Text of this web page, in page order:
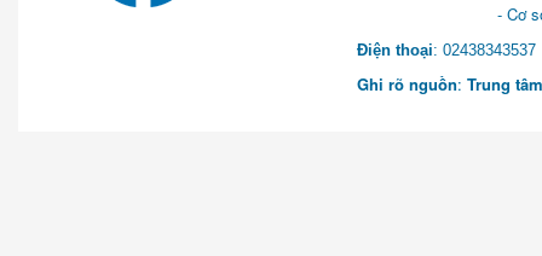
- Cơ sở 3: Số 1 Ngõ 2
Điện thoại:
Ghi rõ nguồn: Trung